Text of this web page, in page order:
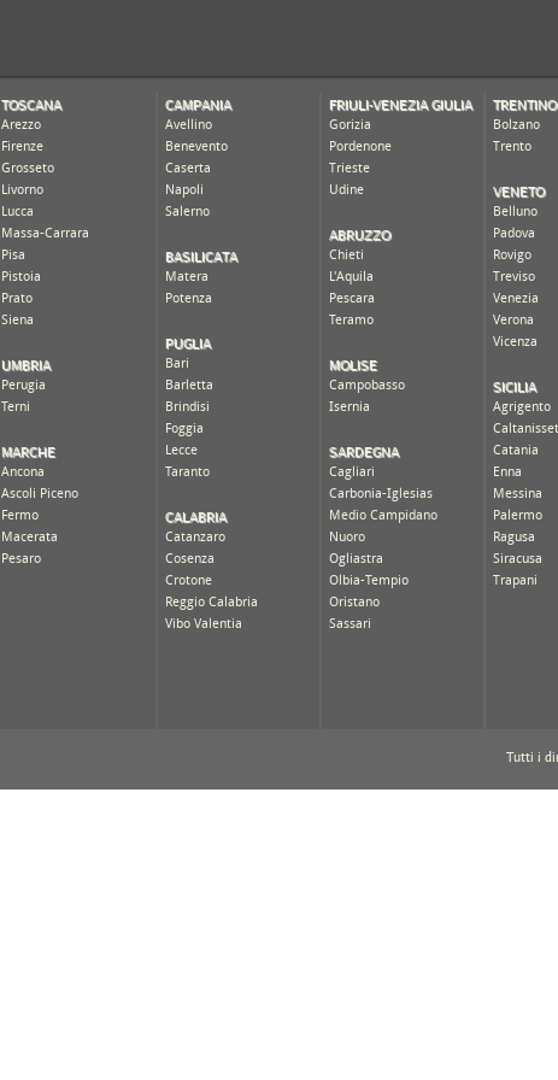
TOSCANA
Arezzo
Firenze
Grosseto
Livorno
Lucca
Massa-Carrara
Pisa
Pistoia
Prato
Siena
UMBRIA
Perugia
Terni
MARCHE
Ancona
Ascoli Piceno
Fermo
Macerata
Pesaro
CAMPANIA
Avellino
Benevento
Caserta
Napoli
Salerno
BASILICATA
Matera
Potenza
PUGLIA
Bari
Barletta
Brindisi
Foggia
Lecce
Taranto
CALABRIA
Catanzaro
Cosenza
Crotone
Reggio Calabria
Vibo Valentia
FRIULI-VENEZIA GIULIA
Gorizia
Pordenone
Trieste
Udine
ABRUZZO
Chieti
L'Aquila
Pescara
Teramo
MOLISE
Campobasso
Isernia
SARDEGNA
Cagliari
Carbonia-Iglesias
Medio Campidano
Nuoro
Ogliastra
Olbia-Tempio
Oristano
Sassari
Bolzano
Trento
VENETO
Belluno
Padova
Rovigo
Treviso
Venezia
Verona
Vicenza
SICILIA
Agrigento
Catania
Enna
Messina
Palermo
Ragusa
Siracusa
Trapani
Tutti i